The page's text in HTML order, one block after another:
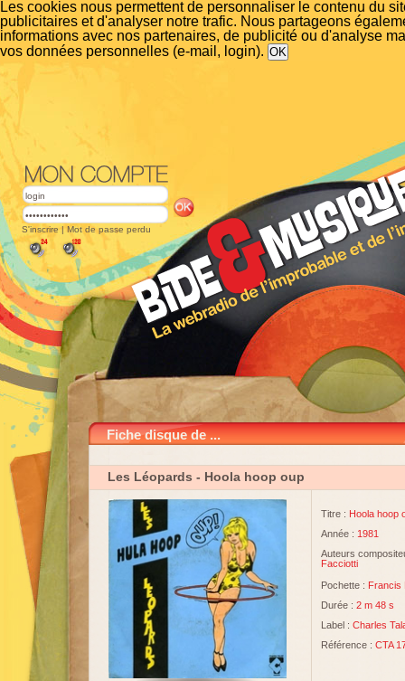
Les cookies nous permettent de personnaliser le contenu du
publicitaires et d'analyser notre trafic. Nous partageons
informations avec nos partenaires, de publicité ou d'analyse
vos données personnelles (e-mail, login).
S'inscrire | Mot de passe perdu
Fiche disque de ...
Les Léopards - Hoola hoop oup
Titre : Hoola hoop
Année : 1981
Auteurs
Facciotti
Pochette : Francis
Durée : 2 m 48 s
Label : Charles
Référence : CTA